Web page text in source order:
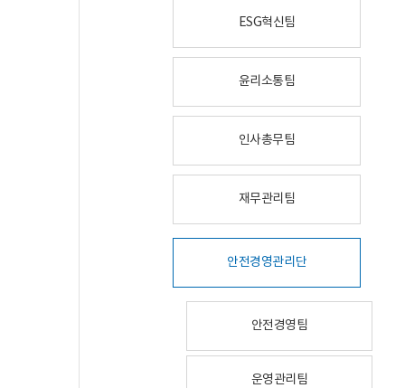
ESG혁신팀
윤리소통팀
인사총무팀
재무관리팀
안전경영관리단
안전경영팀
운영관리팀